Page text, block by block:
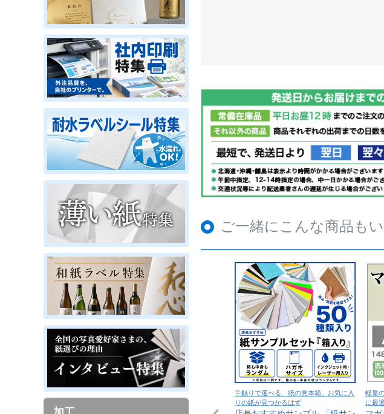
ご一緒にこんな商品も
手触りで選べる、紙の見本箱。お気に入
りの紙が見つかるはず
軽量
に最適